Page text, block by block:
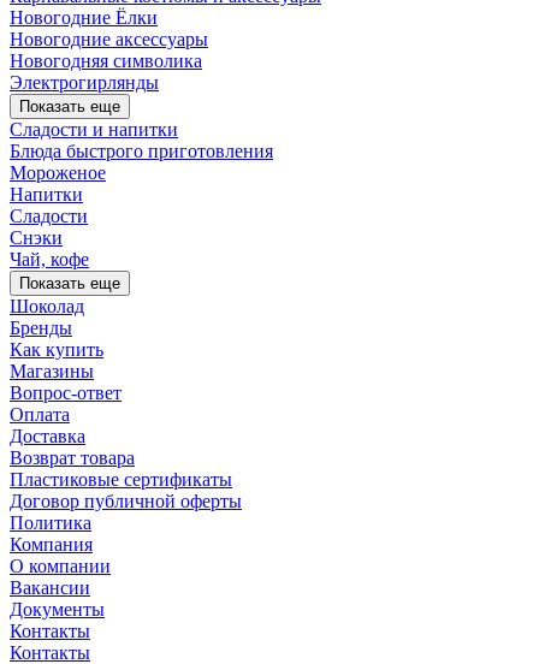
Новогодние Ёлки
Новогодние аксессуары
Новогодняя символика
Электрогирлянды
Показать еще
Сладости и напитки
Блюда быстрого приготовления
Мороженое
Напитки
Сладости
Снэки
Чай, кофе
Показать еще
Шоколад
Бренды
Как купить
Магазины
Вопрос-ответ
Оплата
Доставка
Возврат товара
Пластиковые сертификаты
Договор публичной оферты
Политика
Компания
О компании
Вакансии
Документы
Контакты
Контакты